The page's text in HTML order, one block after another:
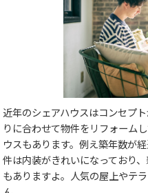
近年のシェアハウスはコンセプ
りに合わせて物件をリフォーム
ウスもあります。例え築年数が
件は内装がきれいになっており
もありますよ。人気の屋上やテ